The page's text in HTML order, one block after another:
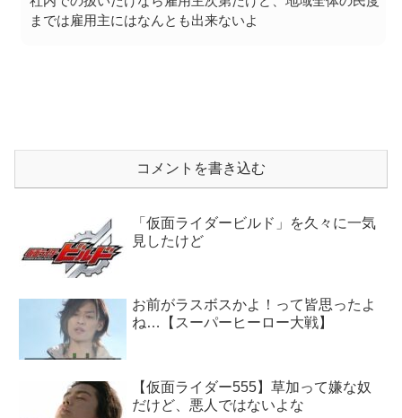
までは雇用主にはなんとも出来ないよ
コメントを書き込む
「仮面ライダービルド」を久々に一気
見したけど
お前がラスボスかよ！って皆思ったよ
ね…【スーパーヒーロー大戦】
【仮面ライダー555】草加って嫌な奴
だけど、悪人ではないよな